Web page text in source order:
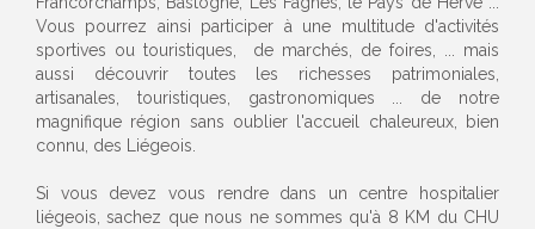
Vous pourrez ainsi participer à une multitude d'activités
sportives ou touristiques, de marchés, de foires, ... mais
aussi découvrir toutes les richesses patrimoniales,
artisanales, touristiques, gastronomiques ... de notre
magnifique région sans oublier l'accueil chaleureux, bien
connu, des Liégeois.
Si vous devez vous rendre dans un centre hospitalier
liégeois, sachez que nous ne sommes qu'à 8 KM du CHU